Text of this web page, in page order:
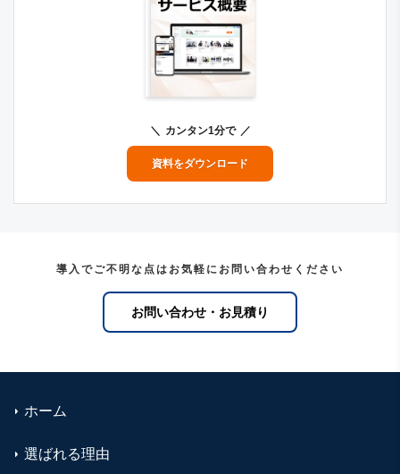
カンタン1分で
資料をダウンロード
導入でご不明な点はお気軽にお問い合わせください
お問い合わせ・お見積り
ホーム
選ばれる理由